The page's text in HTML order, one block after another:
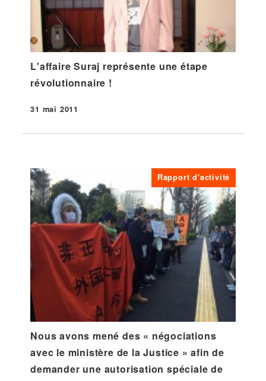
L'affaire Suraj représente une étape
révolutionnaire !
Publié
31 mai 2011
Rapport d'activité
Nous avons mené des « négociations
avec le ministère de la Justice » afin de
demander une autorisation spéciale de